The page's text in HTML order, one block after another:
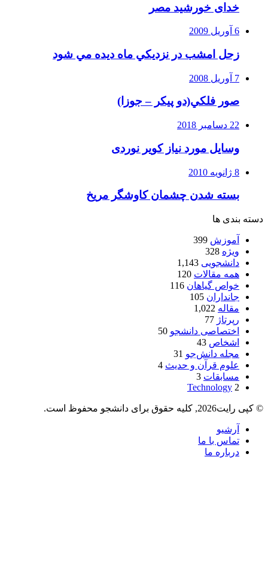
خدای خورشید مصر
6 آوریل 2009
زحل امشب در نزديكي ماه ديده مي شود
7 آوریل 2008
صور فلكي(دو پیکر – جوزا)
22 دسامبر 2018
وسایل مورد نیاز کویر نوردی
8 ژانویه 2010
بسته شدن چشمان کاوشگر مريخ
دسته بندی ها
آموزش 399
ویژه 328
دانشجویی 1,143
همه مقالات 120
خواص گیاهان 116
جانداران 105
مقاله 1,022
رپرتاژ 77
اختصاصی دانشجو 50
اشخاص 43
مجله دانش‌جو 31
علوم قرآن و حدیث 4
مسابقات 3
Technology 2
© کپی رایت2026, کلیه حقوق برای دانشجو محفوظ است.
آرشیو
تماس با ما
درباره ما